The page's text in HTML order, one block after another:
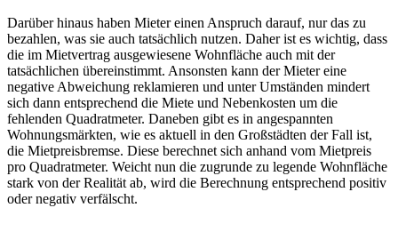
Darüber hinaus haben Mieter einen Anspruch darauf, nur das zu
bezahlen, was sie auch tatsächlich nutzen. Daher ist es wichtig, dass
die im Mietvertrag ausgewiesene Wohnfläche auch mit der
tatsächlichen übereinstimmt. Ansonsten kann der Mieter eine
negative Abweichung reklamieren und unter Umständen mindert
sich dann entsprechend die Miete und Nebenkosten um die
fehlenden Quadratmeter. Daneben gibt es in angespannten
Wohnungsmärkten, wie es aktuell in den Großstädten der Fall ist,
die Mietpreisbremse. Diese berechnet sich anhand vom Mietpreis
pro Quadratmeter. Weicht nun die zugrunde zu legende Wohnfläche
stark von der Realität ab, wird die Berechnung entsprechend positiv
oder negativ verfälscht.